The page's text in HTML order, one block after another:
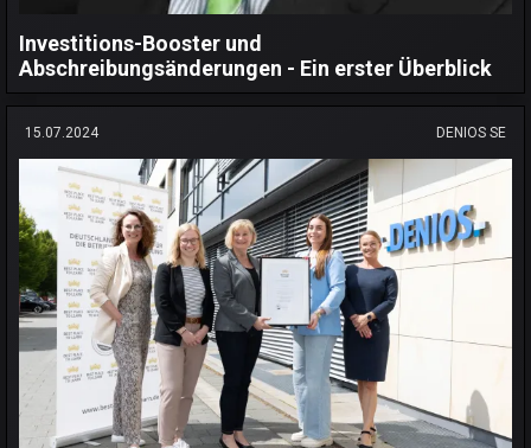
Investitions-Booster und
Abschreibungsänderungen - Ein erster Überblick
15.07.2024 DENIOS SE